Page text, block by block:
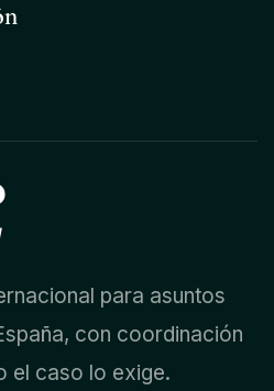
para asuntos
con coordinación
el caso lo exige.